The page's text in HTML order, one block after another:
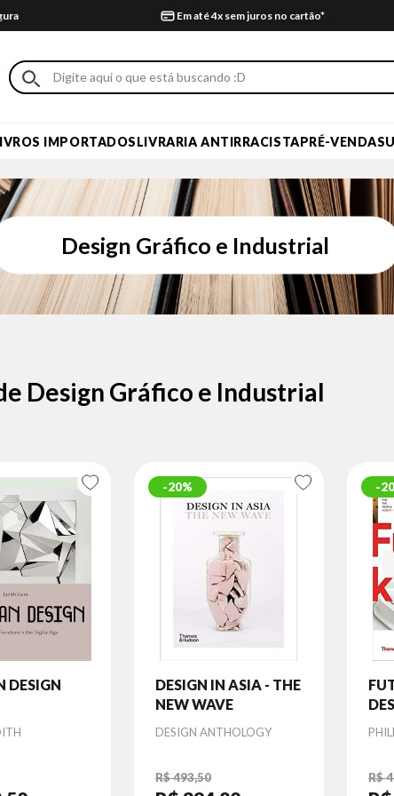
Em até 4x sem juros no cartão*
IMPORTADOSLIVRARIA ANTIRRACISTAPRÉ-VENDA
Design Gráfico e Industrial
Design Gráfico e Industrial
DESIGN
20%
DESIGN IN ASIA - THE
NEW WAVE
Autor
DESIGN ANTHOLOGY
R$ 493,50 R$